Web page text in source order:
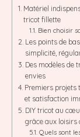
Matériel
tricot fillette
Bien choisir
Les points de
simplicité,
Des modèles de
envies
Premiers projets
et satisfaction
DIY tricot au
grâce aux loisirs
Quels sont